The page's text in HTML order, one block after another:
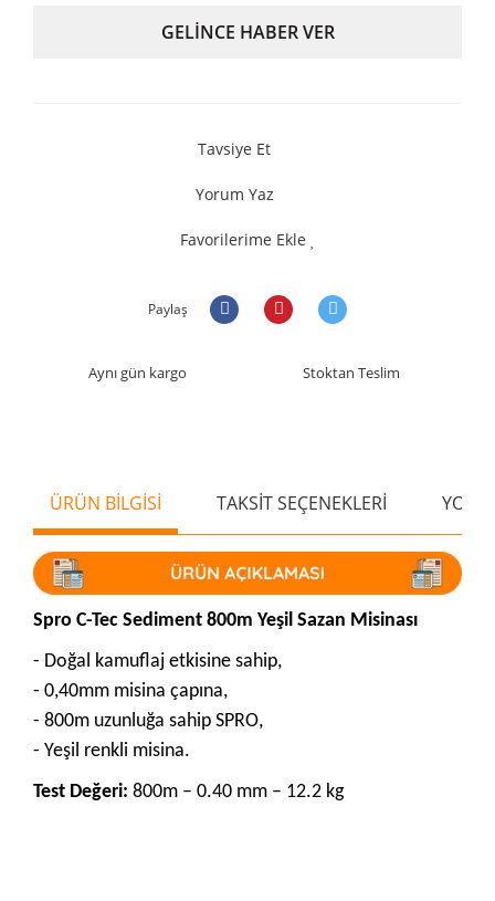
GELİNCE HABER VER
Tavsiye Et
Yorum Yaz
Favorilerime Ekle
Paylaş
Aynı gün kargo Stoktan Teslim
ÜRÜN BİLGİSİ TAKSİT SEÇENEKLERİ
Spro C-Tec Sediment 800m Yeşil Sazan Misinası
- Doğal kamuflaj etkisine sahip,
- 0,40mm misina çapına,
- 800m uzunluğa sahip SPRO,
- Yeşil renkli misina.
Test Değeri: 800m – 0.40 mm – 12.2 kg